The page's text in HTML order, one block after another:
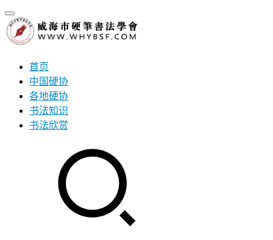
首页
中国硬协
各地硬协
书法知识
书法欣赏